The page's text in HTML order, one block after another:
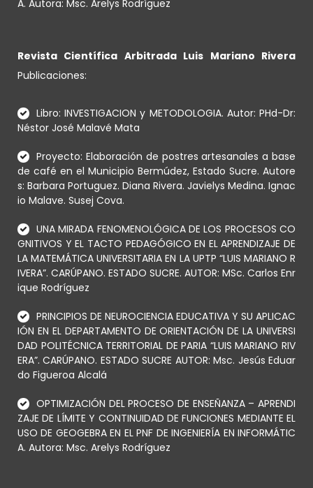
A. Autora: Msc. Arelys Rodríguez
Revista Científica Arbitrada Luis Mariano Rivera
Publicaciones:
Libro: INVESTIGACION y METODOLOGIA. Autor: PHd-Dr:
Néstor José Malavé Mata
Proyecto: Elaboración de postres artesanales a base
de café en el Municipio Bermúdez, Estado Sucre. Autore
s: Barbara Portuguez. Diana Rivera. Javielys Medina. Ignac
io Malave. Susej Cova.
UNA MIRADA FENOMENOLÓGICA DE LOS PROCESOS CO
GNITIVOS Y EL TACTO PEDAGÓGICO EN EL APRENDIZAJE DE
LA MATEMÁTICA UNIVERSITARIA EN LA UPTP “LUIS MARIANO R
IVERA”. CARÚPANO. ESTADO SUCRE. AUTOR: MSc. Carlos Enr
ique Rodríguez
PRINCIPIOS DE NEUROCIENCIA EDUCATIVA Y SU APLICAC
IÓN EN EL DEPARTAMENTO DE ORIENTACIÓN DE LA UNIVERSI
DAD POLITÉCNICA TERRITORIAL DE PARIA “LUIS MARIANO RIV
ERA”. CARÚPANO. ESTADO SUCRE AUTOR: Msc. Jesús Eduar
do Figueroa Alcalá
OPTIMIZACIÓN DEL PROCESO DE ENSEÑANZA – APRENDI
ZAJE DE LÍMITE Y CONTINUIDAD DE FUNCIONES MEDIANTE EL
USO DE GEOGEBRA EN EL PNF DE INGENIERÍA EN INFORMÁTIC
A. Autora: Msc. Arelys Rodríguez